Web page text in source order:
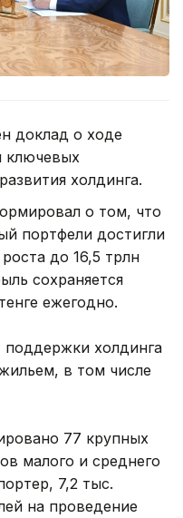
доклад о ходе
ключевых
холдинга.
о том, что
портфели достигли
до 16,5 трлн
сохраняется
ежегодно.
поддержки холдинга
в том числе
77 крупных
малого и среднего
7,2 тыс.
на проведение